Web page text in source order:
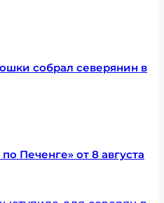
собрал северянин в
Печенге» от 8 августа